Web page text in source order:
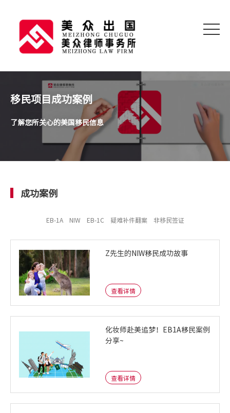
移民项目成功案例
了解您所关心的美国移民信息
成功案例
EB-1A NIW EB-1C 疑难补件翻案 非移民签证
Z先生的NIW移民成功故事
查看详情
化妆师赴美追梦！EB1A移民案例
分享~
查看详情